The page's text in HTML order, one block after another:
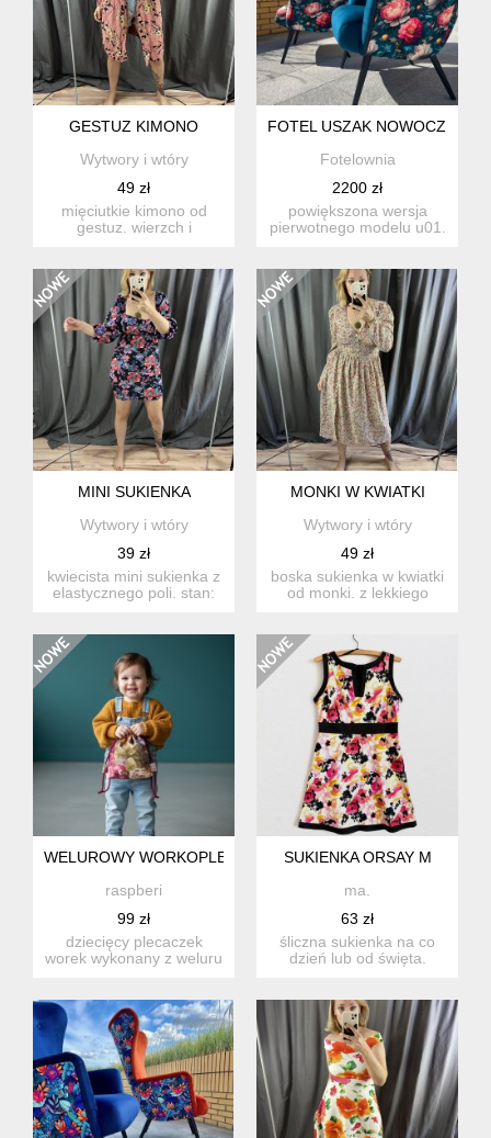
GESTUZ KIMONO
Wytwory i wtóry
49 zł
mięciutkie kimono od
gestuz. wierzch i
FOTEL USZAK
Fotelownia
2200 zł
powiększona wersja
pierwotnego modelu u01.
MINI SUKIENKA
Wytwory i wtóry
39 zł
kwiecista mini sukienka z
elastycznego poli. stan:
MONKI W KWIATKI
Wytwory i wtóry
49 zł
boska sukienka w kwiatki
od monki. z lekkiego
WELUROWY WORKOPLECAK W KWIATY DLA MALUCHA
raspberi
99 zł
dziecięcy plecaczek
worek wykonany z weluru
SUKIENKA ORSAY M
ma.
63 zł
śliczna sukienka na co
dzień lub od święta.